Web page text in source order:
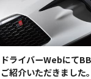
ドライバーWebにて
ご紹介いただきました。